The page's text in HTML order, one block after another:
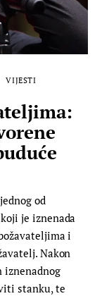
VIJESTI
od
je iznenada
i
Nakon
iznenadnog
stanku, te